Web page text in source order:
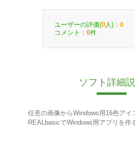
ユーザーの評価(0 人)： 0
コメント： 0件
ソフト詳細
任意の画像からWindows用16色アイ
REALbasicでWindows用アプリを作